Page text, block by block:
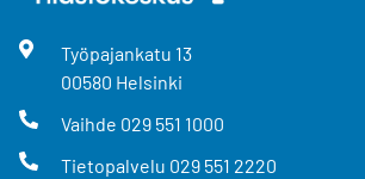
Työpajankatu 13
00580 Helsinki
Vaihde 029 551 1000
Tietopalvelu 029 551 2220